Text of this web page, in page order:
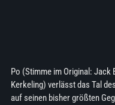
Po (Stimme im Original: Jack
Kerkeling) verlässt das Tal
auf seinen bisher größten